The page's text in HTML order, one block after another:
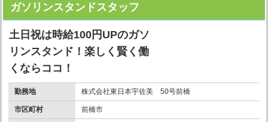
ガソリンスタンドスタッフ
土日祝は時給100円UPのガソ
リンスタンド！楽しく賢く働
くならココ！
勤務地 株式会社東日本宇佐美 50号前橋
市区町村 前橋市